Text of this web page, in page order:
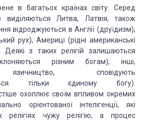
в багатьох країнах світу. Серед
виділяються Литва, Латвія, також
відроджуються в Англії (друїдизм),
рух), Америці (рідні американські
Деякі з таких релігій залишаються
різним богам), інші,
язичництво, сповідують
тільки єдиному богу).
охоплює своїм впливом окремих
орієнтованої інтелігенції, які
релігіях чужу релігію, а процес